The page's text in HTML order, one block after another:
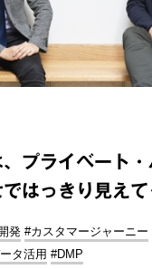
プライベート
はっきり見えて
発 #カスタマージャーニー
タ活用 #DMP